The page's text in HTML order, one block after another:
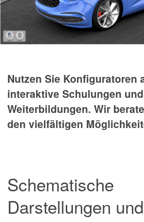
Nutzen Sie Konfiguratoren
interaktive Schulungen und
Weiterbildungen. Wir
den vielfältigen
Schematische
Darstellungen und